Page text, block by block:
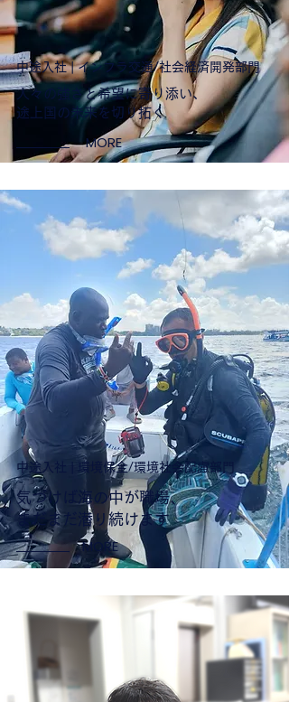
中途入社 | インフラ交通/社会経済開発部門
人々の強さと希望に寄り添い、
途上国の未来を切り拓く
MORE
中途入社 | 環境保全/環境社会配慮部門
気づけば海の中が職場、
まだまだ潜り続けます
MORE